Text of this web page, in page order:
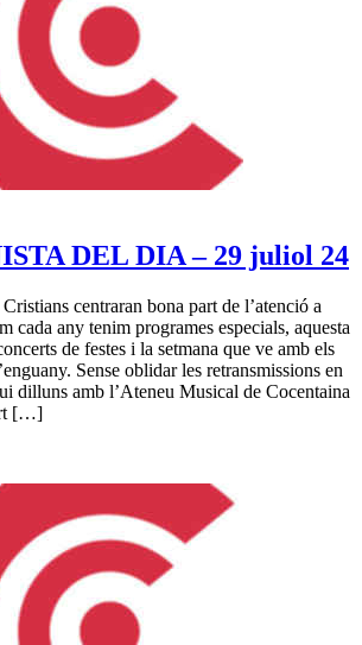
DEL DIA – 29 juliol 24
centraran bona part de l’atenció a
cada any tenim programes especials, aquesta
de festes i la setmana que ve amb els
Sense oblidar les retransmissions en
dilluns amb l’Ateneu Musical de Cocentaina
[…]